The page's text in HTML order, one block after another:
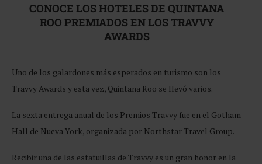
CONOCE LOS HOTELES DE QUINTANA
ROO PREMIADOS EN LOS TRAVVY
AWARDS
Uno de los galardones más esperados en turismo son los
Travvy Awards y esta vez, Quintana Roo se llevó varios.
La sexta entrega anual de los Premios Travvy fue en el Gotham
Hall de Nueva York, organizada por Northstar Travel Group.
Recibir una de las estatuillas de Travvy es un gran honor en la